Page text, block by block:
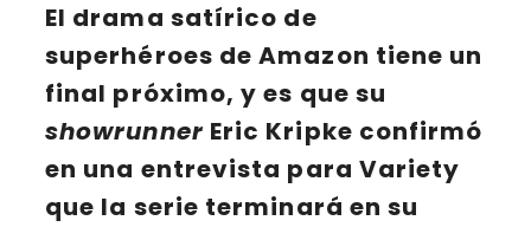
El drama satírico de
superhéroes deAmazon tiene un
final próximo, y es que su
showrunner Eric Kripke confirmó
en una entrevista para Variety
que la serie terminará en su